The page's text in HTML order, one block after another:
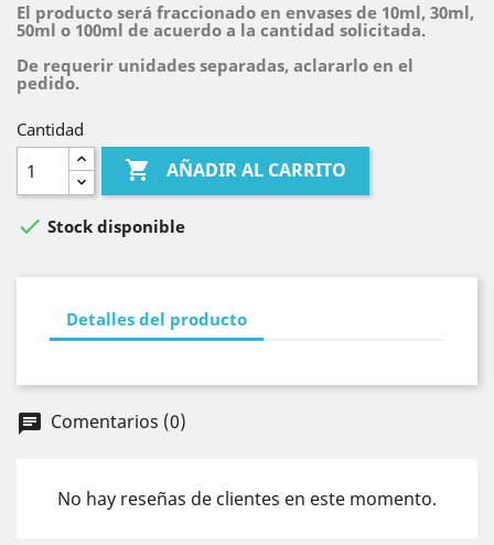
El producto será fraccionado en envases de 10ml, 30ml,
50ml o 100ml de acuerdo a la cantidad solicitada.
De requerir unidades separadas, aclararlo en el
pedido.
Cantidad
 AÑADIR AL CARRITO
 Stock disponible
Detalles del producto
chat Comentarios (0)
No hay reseñas de clientes en este momento.